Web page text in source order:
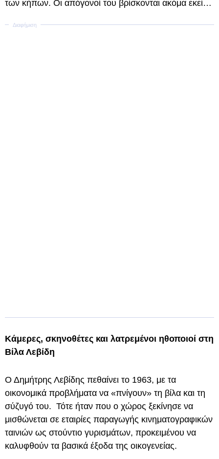
των κήπων. Οι απόγονοί του βρίσκονται ακόμα εκεί…
Κάμερες, σκηνοθέτες και λατρεμένοι ηθοποιοί στη
Βίλα Λεβίδη
Ο Δημήτρης Λεβίδης πεθαίνει το 1963, με τα
οικονομικά προβλήματα να «πνίγουν» τη βίλα και τη
σύζυγό του. Τότε ήταν που ο χώρος ξεκίνησε να
μισθώνεται σε εταιρίες παραγωγής κινηματογραφικών
ταινιών ως στούντιο γυρισμάτων, προκειμένου να
καλυφθούν τα βασικά έξοδα της οικογενείας.